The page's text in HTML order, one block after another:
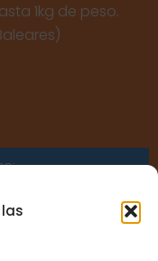
1kg de peso.
allowed